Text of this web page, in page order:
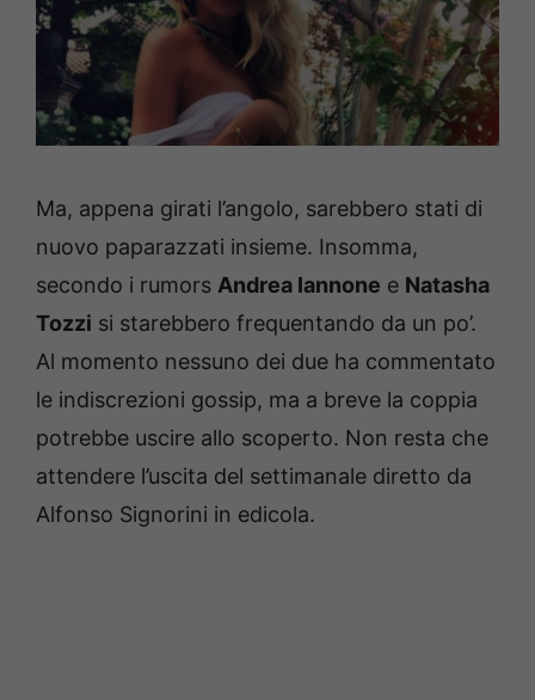
Ma, appena girati l’angolo, sarebbero stati di
nuovo paparazzati insieme. Insomma,
secondo i rumors Andrea Iannone e Natasha
Tozzi si starebbero frequentando da un po’.
Al momento nessuno dei due ha commentato
le indiscrezioni gossip, ma a breve la coppia
potrebbe uscire allo scoperto. Non resta che
attendere l’uscita del settimanale diretto da
Alfonso Signorini in edicola.